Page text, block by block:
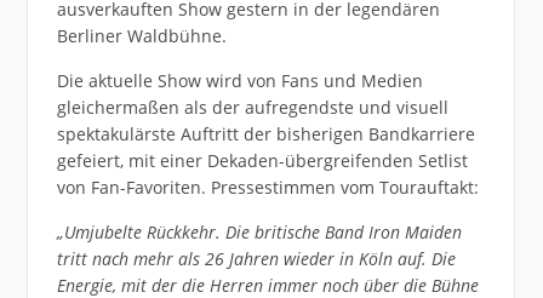
ausverkauften Show gestern in der legendären
Berliner Waldbühne.
Die aktuelle Show wird von Fans und Medien
gleichermaßen als der aufregendste und visuell
spektakulärste Auftritt der bisherigen Bandkarriere
gefeiert, mit einer Dekaden-übergreifenden Setlist
von Fan-Favoriten. Pressestimmen vom Tourauftakt:
„Umjubelte Rückkehr. Die britische Band Iron Maiden
tritt nach mehr als 26 Jahren wieder in Köln auf. Die
Energie, mit der die Herren immer noch über die Bühne